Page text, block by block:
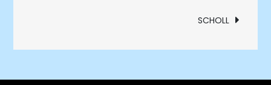
l’article
SCHOLL